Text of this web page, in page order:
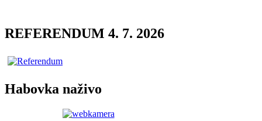
REFERENDUM 4. 7. 2026
Habovka naživo